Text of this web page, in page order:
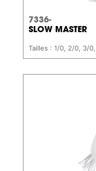
7336-
SLOW MASTER
Tailles : 1/0, 2/0, 3/